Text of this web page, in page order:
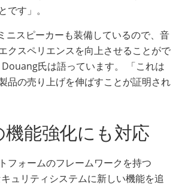
です」。
ニスピーカーも装備しているので、音
クスペリエンスを向上させることがで
氏は語っています。 「これは
品の売り上げを伸ばすことが証明され
機能強化にも対応
フォームのフレームワークを持つ
ュリティシステムに新しい機能を追